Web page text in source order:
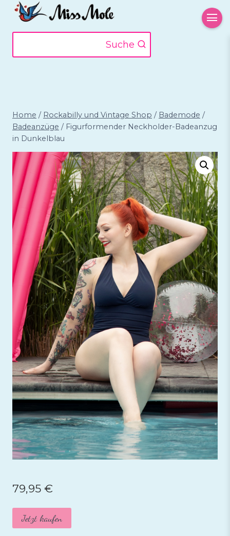
Zum
Inhalt
springen
Suche
Home / Rockabilly und Vintage Shop / Bademode /
Badeanzüge / Figurformender Neckholder-Badeanzug
in Dunkelblau
79,95 €
Jetzt kaufen